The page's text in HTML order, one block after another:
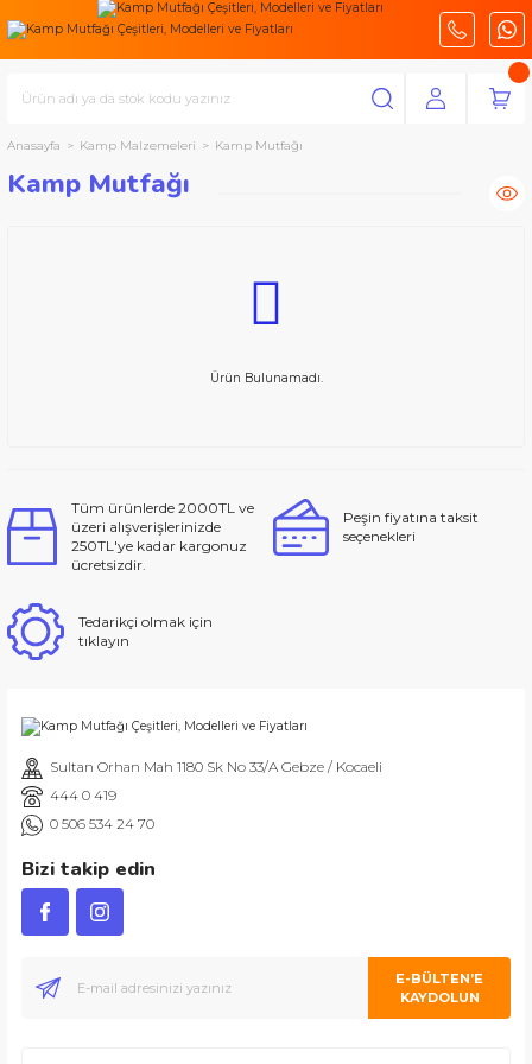
Anasayfa Kamp Malzemeleri Kamp Mutfağı
Kamp Mutfağı
Ürün Bulunamadı.
Tüm ürünlerde 2000TL ve
üzeri alışverişlerinizde
250TL'ye kadar kargonuz
ücretsizdir.
Peşin fiyatına taksit
seçenekleri
Tedarikçi olmak için
tıklayın
Sultan Orhan Mah 1180 Sk No 33/A Gebze / Kocaeli
444 0 419
0 506 534 24 70
Bizi takip edin
E-BÜLTEN’E
KAYDOLUN